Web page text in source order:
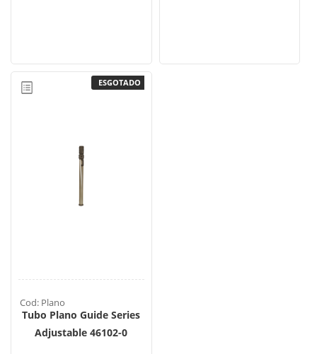
ESGOTADO
Cod: Plano
Tubo Plano Guide Series
Adjustable 46102-0